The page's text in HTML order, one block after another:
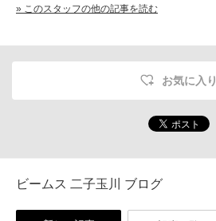
» このスタッフの他の記事を読む
お気に入り
ビームス 二子玉川 ブログ